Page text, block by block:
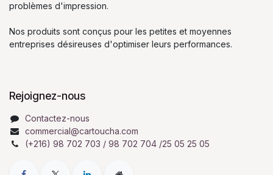
problèmes d'impression.
Nos produits sont conçus pour les petites et moyennes
entreprises désireuses d'optimiser leurs performances.
Rejoignez-nous
Contactez-nous
commercial@cartoucha.com
(+216) 98 702 703 / 98 702 704 /25 05 25 05